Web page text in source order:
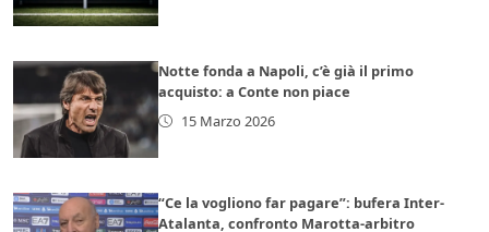
Notte fonda a Napoli, c’è già il primo
acquisto: a Conte non piace
15 Marzo 2026
“Ce la vogliono far pagare”: bufera Inter-
Atalanta, confronto Marotta-arbitro